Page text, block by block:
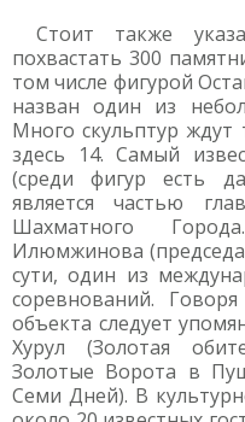
Стоит также
похвастать 300
том числе фигурой
назван один из
Много скульптур ждут
здесь 14. Самый
(среди фигур есть
является частью
Шахматного
Илюмжинова
сути, один из
соревнований.
объекта следует
Хурул (Золотая
Золотые Ворота в
Семи Дней). В